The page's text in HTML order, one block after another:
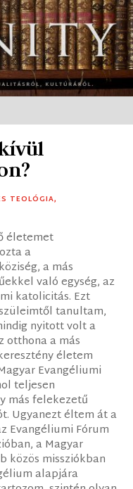
TEOLÓGIA,
életemet
a
a más
való egység, az
katolicitás. Ezt
tanultam,
nyitott volt a
otthona a más
életem
Evangéliumi
teljesen
más felekezetű
Ugyanezt éltem át a
Evangéliumi Fórum
a Magyar
közös missziókban
alapjára